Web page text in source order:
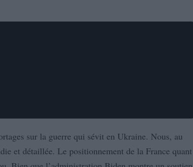
sur la guerre qui sévit en Ukraine. Nous, au
et détaillée. Le positionnement de la France quant